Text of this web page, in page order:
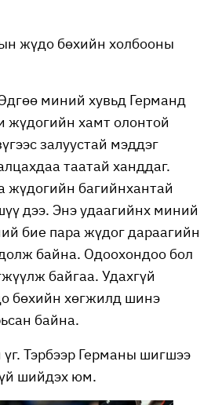
жүдо бөхийн холбооны
миний хувьд Германд
жүдогийн хамт олонтой
залуустай мэддэг
таатай ханддаг.
жүдогийн багийнхантай
дээ. Энэ удаагийнх миний
бие пара жүдог дараагийн
байна. Одоохондоо бол
байгаа. Удахгүй
бөхийн хөгжилд шинэ
байна.
Тэрбээр Германы шигшээ
шийдэх юм.